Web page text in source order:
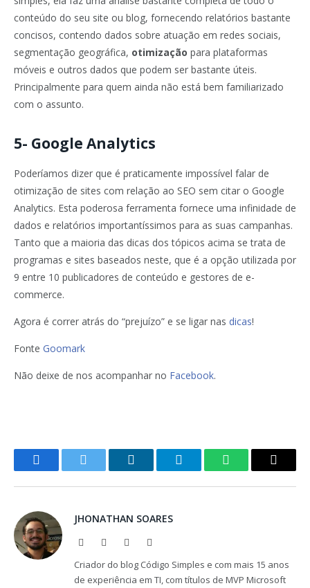
conteúdo do seu site ou blog, fornecendo relatórios bastante
concisos, contendo dados sobre atuação em redes sociais,
segmentação geográfica, otimização para plataformas
móveis e outros dados que podem ser bastante úteis.
Principalmente para quem ainda não está bem familiarizado
com o assunto.
5- Google Analytics
Poderíamos dizer que é praticamente impossível falar de
otimização de sites com relação ao SEO sem citar o Google
Analytics. Esta poderosa ferramenta fornece uma infinidade de
dados e relatórios importantíssimos para as suas campanhas.
Tanto que a maioria das dicas dos tópicos acima se trata de
programas e sites baseados neste, que é a opção utilizada por
9 entre 10 publicadores de conteúdo e gestores de e-
commerce.
Agora é correr atrás do “prejuízo” e se ligar nas dicas!
Fonte Goomark
Não deixe de nos acompanhar no Facebook.
FacebookTwitter LinkedInTelegramWhatsAppCopy
JHONATHAN SOARES
Website Facebook
Criador do blog Código Simples e com mais 15 anos
de experiência em TI, com títulos de MVP Microsoft